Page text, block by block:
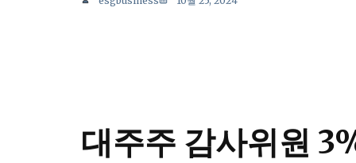
대주주 감사위원